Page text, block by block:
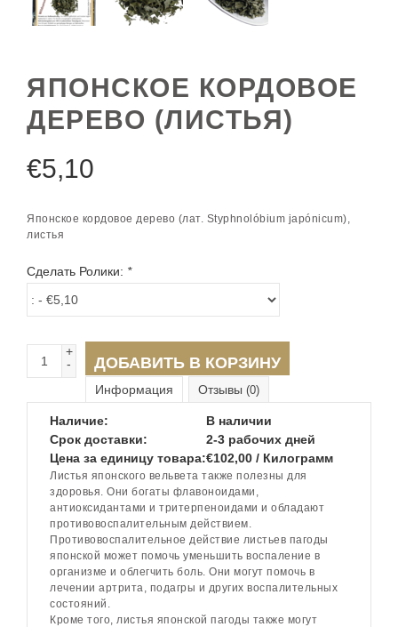
ЯПОНСКОЕ КОРДОВОЕ
ДЕРЕВО (ЛИСТЬЯ)
€5,10
Японское кордовое дерево (лат. Styphnolóbium japónicum),
листья
Сделать Ролики: *
+
-
ДОБАВИТЬ В КОРЗИНУ
Информация Отзывы (0)
Наличие:
В наличии
Срок доставки:
2-3 рабочих дней
Цена за единицу товара:€102,00 / Килограмм
Листья японского вельвета также полезны для
здоровья. Они богаты флавоноидами,
антиоксидантами и тритерпеноидами и обладают
противовоспалительным действием.
Противовоспалительное действие листьев пагоды
японской может помочь уменьшить воспаление в
организме и облегчить боль. Они могут помочь в
лечении артрита, подагры и других воспалительных
состояний.
Кроме того, листья японской пагоды также могут